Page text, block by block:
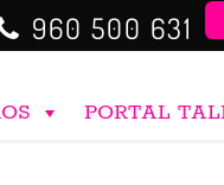
960 500 631
PORTAL